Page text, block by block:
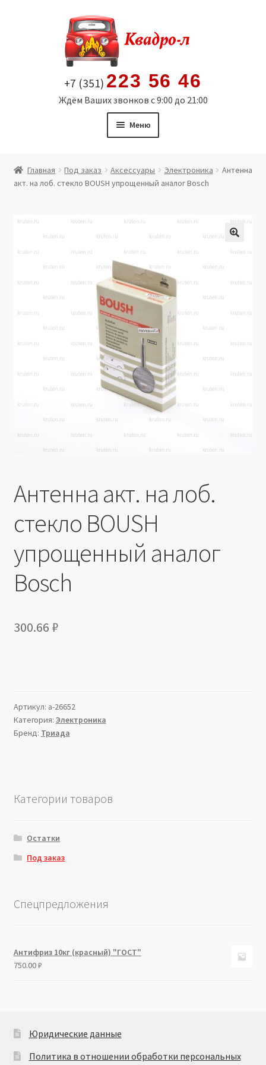
содержимому
+7 (351) 223 56 46
Ждём Ваших звонков с 9:00 до 21:00
Меню
Витрина
Мой аккаунт
Политика в отношении обработки персональных
Производители
Юридические данные
Главная Под заказ Аксессуары Электроника
Антенна
акт. на лоб. стекло BOUSH упрощенный аналог Bosch
🔍
Антенна акт. на лоб.
стекло BOUSH
упрощенный аналог
Bosch
300.66 ₽
Артикул: a-26652
Категория: Электроника
Бренд: Триада
Категории товаров
Остатки
Под заказ
Спецпредложения
Антифриз 10кг (красный) "ГОСТ"
750.00₽
Юридические данные
Политика в отношении обработки персональных